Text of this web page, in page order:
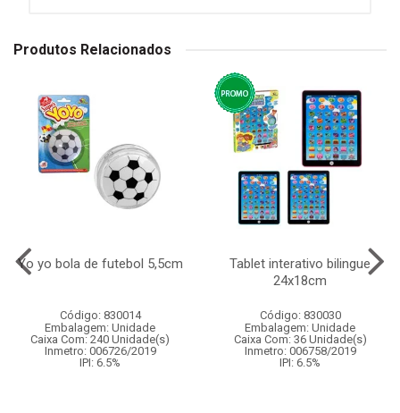
Produtos Relacionados
Yo yo bola de futebol 5,5cm
Código: 830014
Embalagem: Unidade
Caixa Com: 240 Unidade(s)
Inmetro: 006726/2019
IPI: 6.5%
Tablet interativo bilingue
24x18cm
Código: 830030
Embalagem: Unidade
Caixa Com: 36 Unidade(s)
Inmetro: 006758/2019
IPI: 6.5%